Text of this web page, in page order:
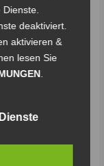
deaktiviert.
aktivieren &
lesen Sie
.